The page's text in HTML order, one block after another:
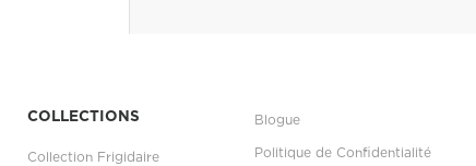
COLLECTIONS
Collection Frigidaire
Blogue
Politique de Confidentialité